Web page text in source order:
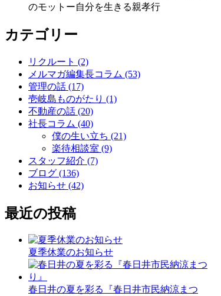
のモットー自分を生きる親孝行
カテゴリー
リクルート (2)
メルマガ編集長コラム (53)
管理の話 (17)
壱岐島ものがたり (1)
不動産の話 (20)
社長コラム (40)
僕の生い立ち (21)
楽待相談室 (9)
スタッフ紹介 (7)
ブログ (136)
お知らせ (42)
最近の投稿
夏季休業のお知らせ
春日井の夏を彩る『春日井市民納涼まつ